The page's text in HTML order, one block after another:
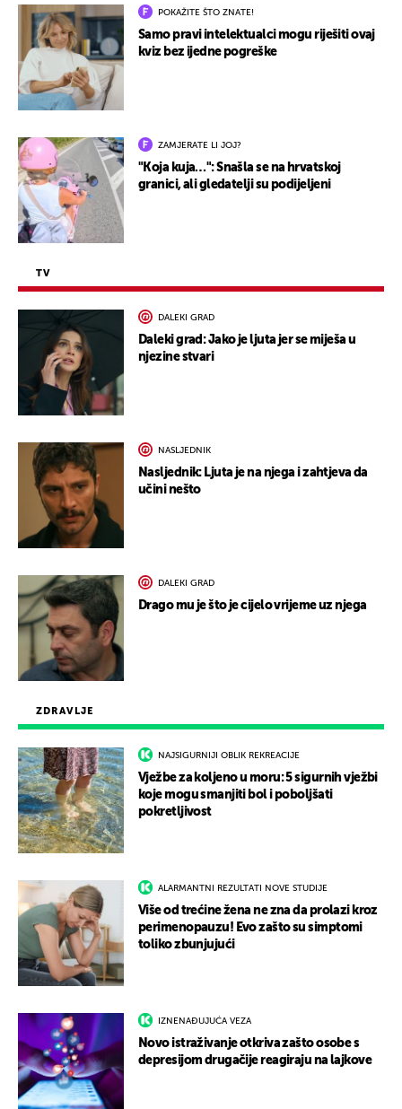
ZDRAVLJE
NAJSIGURNIJI OBLIK REKREACIJE
Vježbe za koljeno u moru: 5 sigurnih vježbi
koje mogu smanjiti bol i poboljšati
pokretljivost
ALARMANTNI REZULTATI NOVE STUDIJE
Više od trećine žena ne zna da prolazi kroz
perimenopauzu! Evo zašto su simptomi
toliko zbunjujući
IZNENAĐUJUĆA VEZA
Novo istraživanje otkriva zašto osobe s
depresijom drugačije reagiraju na lajkove
POKAŽITE ŠTO ZNATE!
Samo pravi intelektualci mogu riješiti ovaj
kviz bez ijedne pogreške
ZAMJERATE LI JOJ?
"Koja kuja…": Snašla se na hrvatskoj
granici, ali gledatelji su podijeljeni
TV
DALEKI GRAD
Daleki grad: Jako je ljuta jer se miješa u
njezine stvari
NASLJEDNIK
Nasljednik: Ljuta je na njega i zahtjeva da
učini nešto
DALEKI GRAD
Drago mu je što je cijelo vrijeme uz njega